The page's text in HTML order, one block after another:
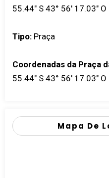
55.44" S 43° 56' 17.03" O
Tipo: Praça
Coordenadas da Praça
55.44" S 43° 56' 17.03" O
Mapa De